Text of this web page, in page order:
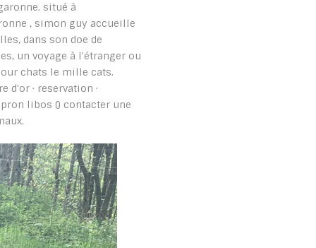
situé à
, simon guy accueille
dans son doe de
un voyage à l'étranger ou
chats le mille cats.
d'or · reservation ·
libos () contacter une